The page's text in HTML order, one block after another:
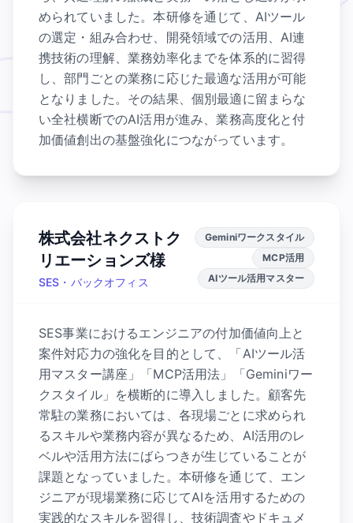
められていました。本研修を通じて、AIツール
の選定・組み合わせ、開発領域での活用、AI連
携技術の理解、業務効率化までを体系的に習得
し、部門ごとの業務に応じた最適な活用が可能
となりました。その結果、個別最適に留まらな
い全社横断でのAI活用が進み、業務高度化と付
加価値創出の基盤強化につながっています。
株式会社ネクストク
リエーションズ様
SES・バックオフィス
Geminiワークスタイル
MCP活用
AIツール活用マスター
SES事業におけるエンジニアの付加価値向上と
案件対応力の強化を目的として、「AIツール活
用マスター講座」「MCP活用法」「Geminiワー
クスタイル」を横断的に導入しました。顧客先
常駐の業務においては、各現場ごとに求められ
るスキルや業務内容が異なるため、AI活用のレ
ベルや活用方法にばらつきが生じていることが
課題となっていました。本研修を通じて、エン
ジニアが現場業務に応じてAIを活用するための
実践的なスキルを習得し、技術調査やドキュメ